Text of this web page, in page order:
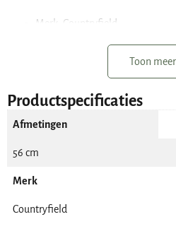
Merk: Countryfield
Materiaal: metaal
Hoogte van de bel: 11,5 cm
Totale lengte van de set bellen
Toon meer
Productspecificaties
Afmetingen
56 cm
Merk
Countryfield